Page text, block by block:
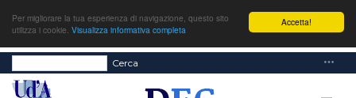
Accetta!
Per migliorare la tua esperienza di navigazione, questo sito
utilizza i cookie. Visualizza informativa completa
Cerca